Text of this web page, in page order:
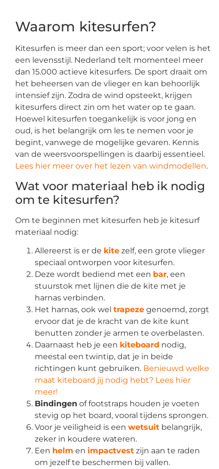
Waarom kitesurfen?
Kitesurfen is meer dan een sport; voor velen is het
een levensstijl. Nederland telt momenteel meer
dan 15.000 actieve kitesurfers. De sport draait om
het beheersen van de vlieger en kan behoorlijk
intensief zijn. Zodra de wind opsteekt, krijgen
kitesurfers direct zin om het water op te gaan.
Hoewel kitesurfen toegankelijk is voor jong en
oud, is het belangrijk om les te nemen voor je
begint, vanwege de mogelijke gevaren. Kennis
van de weersvoorspellingen is daarbij essentieel.
Lees hier meer over het lezen van windmodellen.
Wat voor materiaal heb ik nodig
om te kitesurfen?
Om te beginnen met kitesurfen heb je kitesurf
materiaal nodig:
Allereerst is er de kite zelf, een grote vlieger
speciaal ontworpen voor kitesurfen.
Deze wordt bediend met een bar, een
stuurstok met lijnen die de kite met je
harnas verbinden.
Het harnas, ook weltrapeze genoemd, zorgt
ervoor dat je de kracht van de kite kunt
benutten zonder je armen te overbelasten.
Daarnaast heb je een kiteboard nodig,
meestal een twintip, dat je in beide
richtingen kunt gebruiken. Benieuwd welke
maat kiteboard jij nodig hebt? Lees hier
meer!
Bindingen of footstraps houden je voeten
stevig op het board, vooral tijdens sprongen.
Voor je veiligheid is eenwetsuit belangrijk,
zeker in koudere wateren.
Een helm enimpactvest zijn aan te raden
om jezelf te beschermen bij vallen.